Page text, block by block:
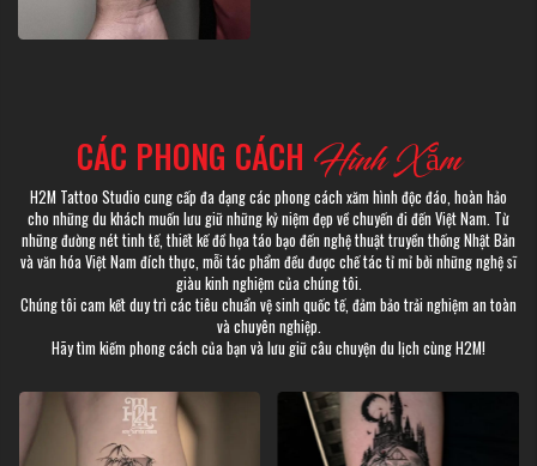
CÁC PHONG CÁCH Hình Xăm
H2M Tattoo Studio cung cấp đa dạng các phong cách xăm hình độc đáo, hoàn hảo
cho những du khách muốn lưu giữ những kỷ niệm đẹp về chuyến đi đến Việt Nam. Từ
những đường nét tinh tế, thiết kế đồ họa táo bạo đến nghệ thuật truyền thống Nhật Bản
và văn hóa Việt Nam đích thực, mỗi tác phẩm đều được chế tác tỉ mỉ bởi những nghệ sĩ
giàu kinh nghiệm của chúng tôi.
Chúng tôi cam kết duy trì các tiêu chuẩn vệ sinh quốc tế, đảm bảo trải nghiệm an toàn
và chuyên nghiệp.
Hãy tìm kiếm phong cách của bạn và lưu giữ câu chuyện du lịch cùng H2M!